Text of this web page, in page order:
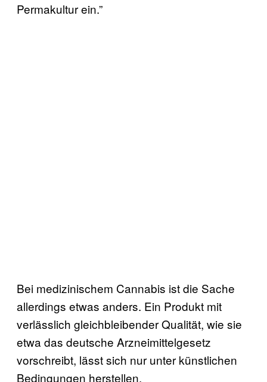
Permakultur ein.”
Bei medizinischem Cannabis ist die Sache
allerdings etwas anders. Ein Produkt mit
verlässlich gleichbleibender Qualität, wie sie
etwa das deutsche Arzneimittelgesetz
vorschreibt, lässt sich nur unter künstlichen
Bedingungen herstellen.